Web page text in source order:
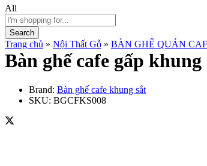
All
Search
Trang chủ » Nội Thất Gỗ » BÀN GHẾ QUÁN
Bàn ghế cafe gấp
Brand: Bàn ghế cafe khung sắt
SKU: BGCFKS008